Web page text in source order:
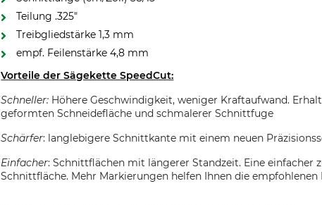
Teilung .325"
Treibgliedstärke 1,3 mm
empf. Feilenstärke 4,8 mm
Vorteile der Sägekette SpeedCut:
Schneller: Höhere Geschwindigkeit, weniger Kraftaufwand.
geformten Schneidefläche und schmalerer Schnittfuge
Schärfer: langlebigere Schnittkante mit einem neuen
Einfacher: Schnittflächen mit längerer Standzeit. Eine
Schnittfläche. Mehr Markierungen helfen Ihnen die empfohlenen